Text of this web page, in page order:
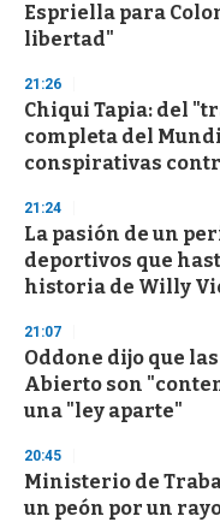
Espriella para
libertad"
21:26
Chiqui Tapia: del
completa del
conspirativas
21:24
La pasión de un
deportivos que
historia de Willy
21:07
Oddone dijo que
Abierto son
una "ley aparte"
20:45
Ministerio de
un peón por un